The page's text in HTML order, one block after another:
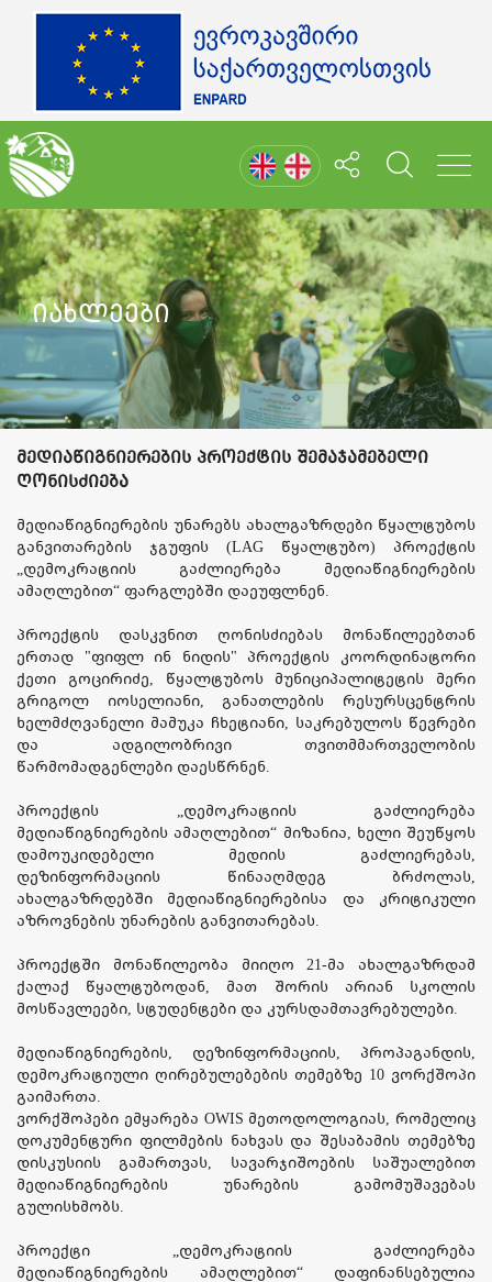
Სიახლეები
მედიაწიგნიერების პროექტის შემაჯამებელი
ღონისძიება
მედიაწიგნიერების უნარებს ახალგაზრდები წყალტუბოს
განვითარების ჯგუფის (LAG წყალტუბო) პროექტის
„დემოკრატიის გაძლიერება მედიაწიგნიერების
ამაღლებით“ ფარგლებში დაეუფლნენ.
პროექტის დასკვნით ღონისძიებას მონაწილეებთან
ერთად "ფიფლ ინ ნიდის" პროექტის კოორდინატორი
ქეთი გოცირიძე, წყალტუბოს მუნიციპალიტეტის მერი
გრიგოლ იოსელიანი, განათლების რესურსცენტრის
ხელმძღვანელი მამუკა ჩხეტიანი, საკრებულოს წევრები
და ადგილობრივი თვითმმართველობის
წარმომადგენლები დაესწრნენ.
პროექტის „დემოკრატიის გაძლიერება
მედიაწიგნიერების ამაღლებით“ მიზანია, ხელი შეუწყოს
დამოუკიდებელი მედიის გაძლიერებას,
დეზინფორმაციის წინააღმდეგ ბრძოლას,
ახალგაზრდებში მედიაწიგნიერებისა და კრიტიკული
აზროვნების უნარების განვითარებას.
პროექტში მონაწილეობა მიიღო 21-მა ახალგაზრდამ
ქალაქ წყალტუბოდან, მათ შორის არიან სკოლის
მოსწავლეები, სტუდენტები და კურსდამთავრებულები.
მედიაწიგნიერების, დეზინფორმაციის, პროპაგანდის,
დემოკრატიული ღირებულებების თემებზე 10 ვორქშოპი
გაიმართა.
ვორქშოპები ემყარება OWIS მეთოდოლოგიას, რომელიც
დოკუმენტური ფილმების ნახვას და შესაბამის თემებზე
დისკუსიის გამართვას, სავარჯიშოების საშუალებით
მედიაწიგნიერების უნარების გამომუშავებას
გულისხმობს.
პროექტი „დემოკრატიის გაძლიერება
მედიაწიგნიერების ამაღლებით“ დაფინანსებულია